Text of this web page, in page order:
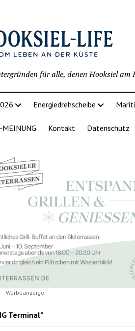
für alle, denen Hooksiel am
Energiedrehscheibe
MEINUNG Kontakt Datenschutz
- Werbeanzeige -
Terminal”